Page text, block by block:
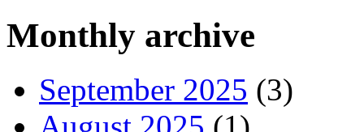
Monthly archive
September 2025 (3)